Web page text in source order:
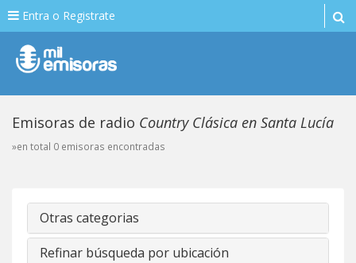
Entra o Registrate
Emisoras de radio Country Clásica en Santa Lucía
»en total 0 emisoras encontradas
Otras categorias
Refinar búsqueda por ubicación